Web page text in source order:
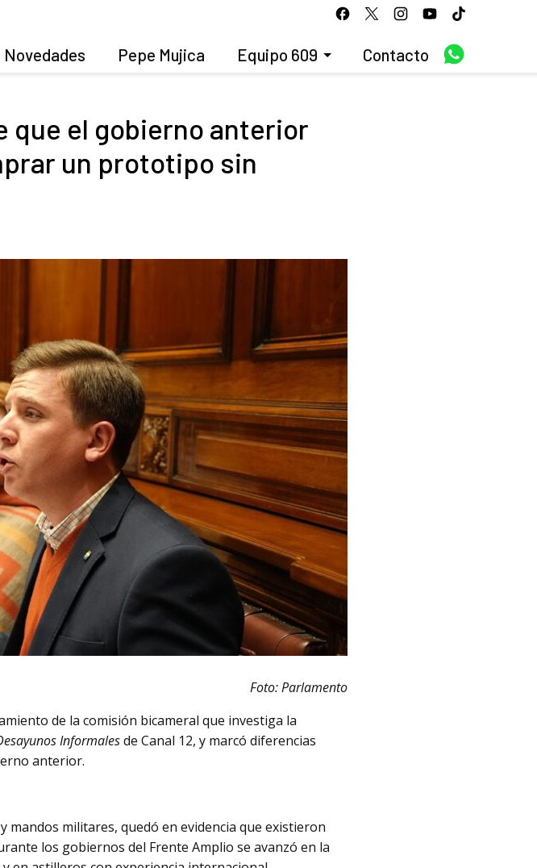
Novedades Pepe Mujica Equipo 609 Contacto
que el gobierno anterior
un prototipo sin
Foto: Parlamento
de la comisión bicameral que investiga la
Informalesde Canal 12, y marcó diferencias
anterior.
mandos militares, quedó en evidencia que existieron
los gobiernos del Frente Amplio se avanzó en la